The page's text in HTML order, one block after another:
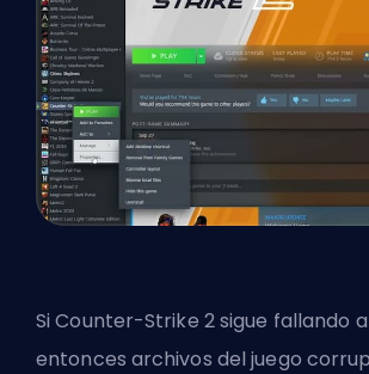
Si Counter-Strike 2 sigue fallando
entonces archivos del juego